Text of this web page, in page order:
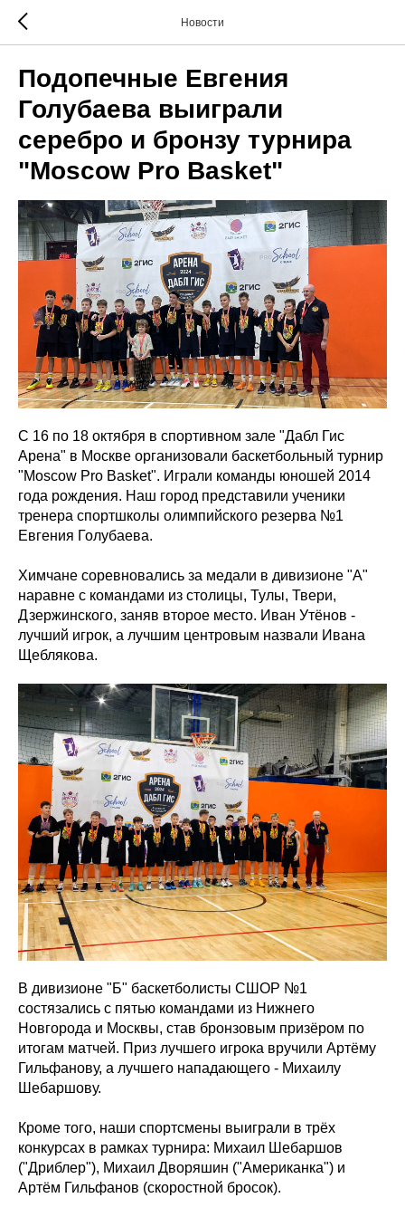
Новости
Подопечные Евгения
Голубаева выиграли
серебро и бронзу турнира
"Moscow Pro Basket"
С 16 по 18 октября в спортивном зале "Дабл Гис
Арена" в Москве организовали баскетбольный турнир
"Moscow Pro Basket". Играли команды юношей 2014
года рождения. Наш город представили ученики
тренера спортшколы олимпийского резерва №1
Евгения Голубаева.
Химчане соревновались за медали в дивизионе "А"
наравне с командами из столицы, Тулы, Твери,
Дзержинского, заняв второе место. Иван Утёнов -
лучший игрок, а лучшим центровым назвали Ивана
Щеблякова.
В дивизионе "Б" баскетболисты СШОР №1
состязались с пятью командами из Нижнего
Новгорода и Москвы, став бронзовым призёром по
итогам матчей. Приз лучшего игрока вручили Артёму
Гильфанову, а лучшего нападающего - Михаилу
Шебаршову.
Кроме того, наши спортсмены выиграли в трёх
конкурсах в рамках турнира: Михаил Шебаршов
("Дриблер"), Михаил Дворяшин ("Американка") и
Артём Гильфанов (скоростной бросок).